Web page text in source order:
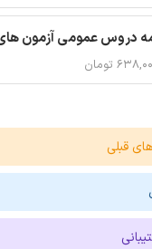
دروس عمومی آزمون
قبلی